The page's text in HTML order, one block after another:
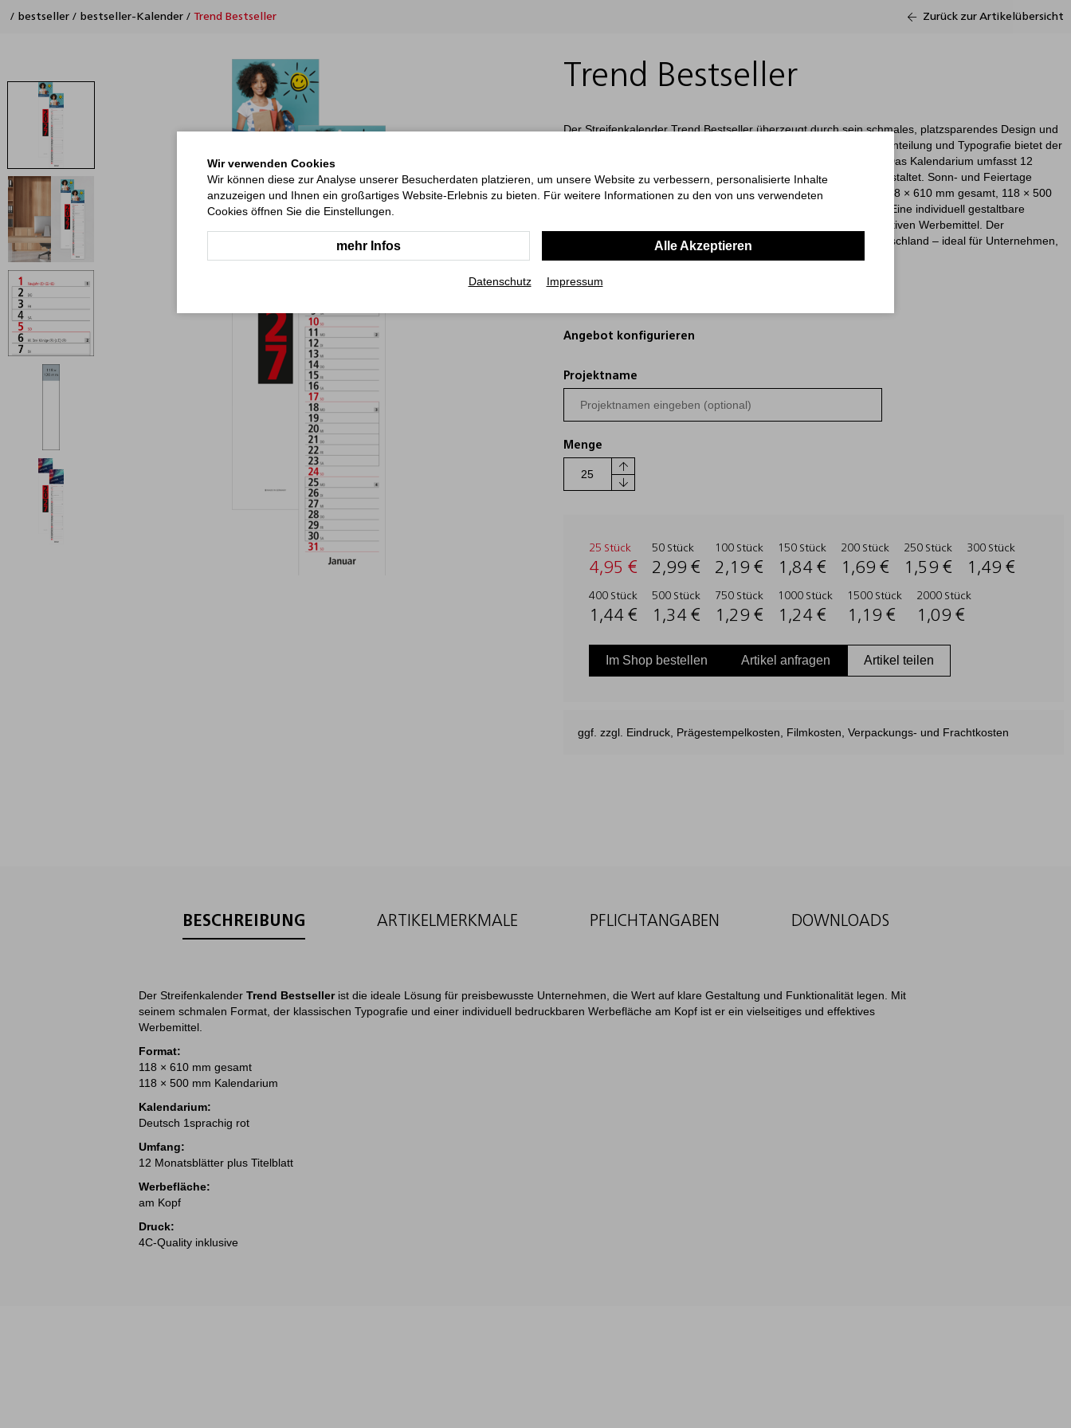
/ bestseller / bestseller-Kalender / Trend Bestseller Zurück zur Artikelübersicht
Trend Bestseller
Der Streifenkalender Trend Bestseller überzeugt durch sein schmales, platzsparendes Design und
ein attraktives Preis-Leistungs-Verhältnis. Mit einer klassischen Einteilung und Typografie bietet der
Kalender Übersichtlichkeit und Funktionalität für den Büroalltag. Das Kalendarium umfasst 12
Monatsblätter plus ein Titelblatt und ist einsprachig in Deutsch gestaltet. Sonn- und Feiertage
werden in Rot (HKS 14) hervorgehoben, während das Format (118 × 610 mm gesamt, 118 × 500
mm Kalendarium) perfekt für schmale Wandflächen geeignet ist. Eine individuell gestaltbare
Werbefläche am Kopf macht den Trend Bestseller zu einem effektiven Werbemittel. Der
hochwertige 4C-Druck ist im Preis inbegriffen. Hergestellt in Deutschland – ideal für Unternehmen,
die ein praktisches und preiswertes Werbemittel suchen.
Angebot konfigurieren
Projektname
Menge
25 Stück
4,95 €
50 Stück
2,99 €
100 Stück
2,19 €
150 Stück
1,84 €
200 Stück
1,69 €
250 Stück
1,59 €
300 Stück
1,49 €
400 Stück
1,44 €
500 Stück
1,34 €
750 Stück
1,29 €
1000 Stück
1,24 €
1500 Stück
1,19 €
2000 Stück
1,09 €
Im Shop bestellen Artikel anfragen Artikel teilen
ggf. zzgl. Eindruck, Prägestempelkosten, Filmkosten, Verpackungs- und Frachtkosten
BESCHREIBUNG ARTIKELMERKMALE PFLICHTANGABEN DOWNLOADS
Der Streifenkalender Trend Bestsellerist die ideale Lösung für preisbewusste Unternehmen, die Wert auf klare Gestaltung und Funktionalität legen. Mit
seinem schmalen Format, der klassischen Typografie und einer individuell bedruckbaren Werbefläche am Kopf ist er ein vielseitiges und effektives
Werbemittel.
Format:
118 × 610 mm gesamt
118 × 500 mm Kalendarium
Kalendarium:
Deutsch 1sprachig rot
Umfang:
12 Monatsblätter plus Titelblatt
Werbefläche:
am Kopf
Druck:
4C-Quality inklusive
Wir verwenden Cookies
Wir können diese zur Analyse unserer Besucherdaten platzieren, um unsere Website zu verbessern, personalisierte Inhalte
anzuzeigen und Ihnen ein großartiges Website-Erlebnis zu bieten. Für weitere Informationen zu den von uns verwendeten
Cookies öffnen Sie die Einstellungen.
mehr Infos Alle Akzeptieren
Datenschutz Impressum